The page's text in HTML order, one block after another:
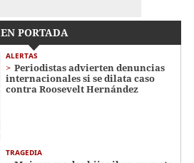
EN PORTADA
ALERTAS
Periodistas advierten denuncias
internacionales si se dilata caso
contra Roosevelt Hernández
TRAGEDIA